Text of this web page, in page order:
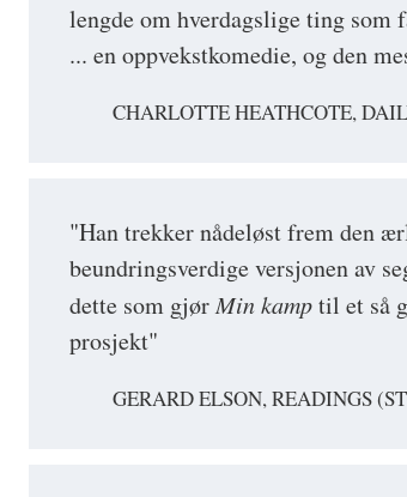
lengde om hverdagslige ting
... en oppvekstkomedie, og den
CHARLOTTE HEATHCOTE,
"Han trekker nådeløst frem den
beundringsverdige versjonen av
dette som gjørMin kamptil et så
prosjekt"
GERARD ELSON, READINGS